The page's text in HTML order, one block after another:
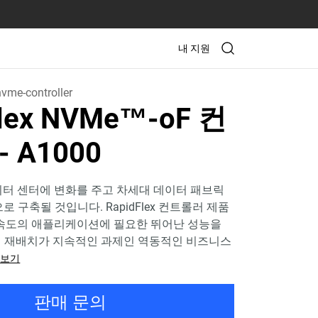
내 지원
controller
NVMe™-oF 컨
A1000
센터에 변화를 주고 차세대 데이터 패브릭
로 구축될 것입니다. RapidFlex 컨트롤러 제품
도의 애플리케이션에 필요한 뛰어난 성능을
재배치가 지속적인 과제인 역동적인 비즈니스
기
판매 문의